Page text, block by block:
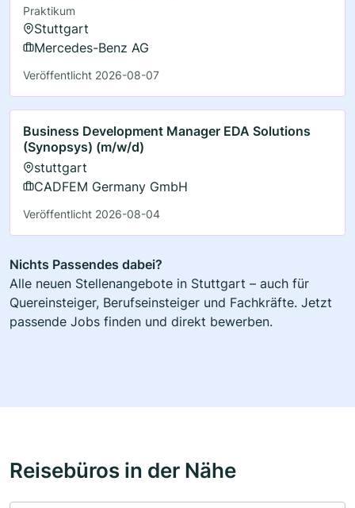
Praktikum
Stuttgart
Mercedes-Benz AG
Veröffentlicht 2026-08-07
Business Development Manager EDA Solutions
(Synopsys) (m/w/d)
stuttgart
CADFEM Germany GmbH
Veröffentlicht 2026-08-04
Nichts Passendes dabei?
Alle neuen Stellenangebote in Stuttgart – auch für
Quereinsteiger, Berufseinsteiger und Fachkräfte. Jetzt
passende Jobs finden und direkt bewerben.
Reisebüros in der Nähe